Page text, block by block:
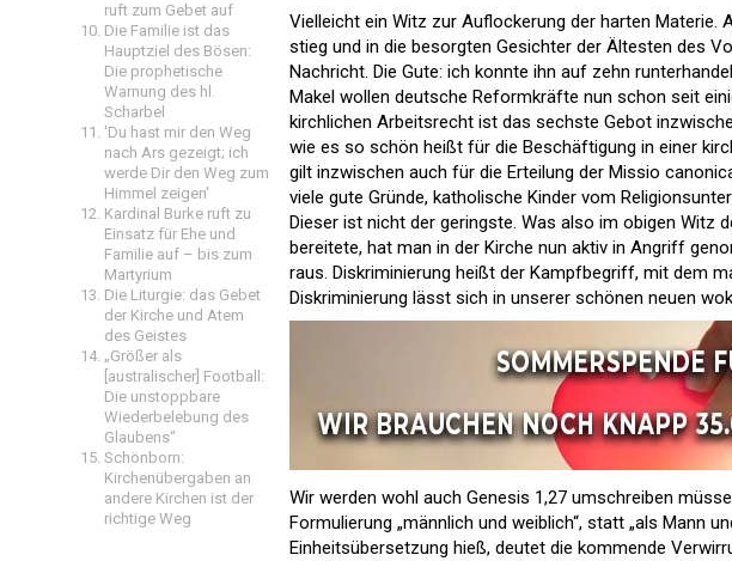
ruft zum Gebet auf
Die Familie ist das
Hauptziel des Bösen:
Die prophetische
Warnung des hl.
Scharbel
'Du hast mir den Weg
nach Ars gezeigt; ich
werde Dir den Weg zum
Himmel zeigen'
Kardinal Burke ruft zu
Einsatz für Ehe und
Familie auf – bis zum
Martyrium
Die Liturgie: das Gebet
der Kirche und Atem
des Geistes
„Größer als
[australischer] Football:
Die unstoppbare
Wiederbelebung des
Glaubens“
Schönborn:
Kirchenübergaben an
andere Kirchen ist der
richtige Weg
Vielleicht ein Witz zur Auflockerung der harten
stieg und in die besorgten Gesichter der Ältesten des
Nachricht. Die Gute: ich konnte ihn auf zehn
Makel wollen deutsche Reformkräfte nun schon seit
kirchlichen Arbeitsrecht ist das sechste Gebot
wie es so schön heißt für die Beschäftigung in einer
gilt inzwischen auch für die Erteilung der Missio
viele gute Gründe, katholische Kinder vom
Dieser ist nicht der geringste. Was also im obigen Witz
bereitete, hat man in der Kirche nun aktiv in Angriff
raus. Diskriminierung heißt der Kampfbegriff, mit dem
Diskriminierung lässt sich in unserer schönen neuen
Wir werden wohl auch Genesis 1,27 umschreiben
Formulierung „männlich und weiblich“, statt „als Mann
Einheitsübersetzung hieß, deutet die kommende